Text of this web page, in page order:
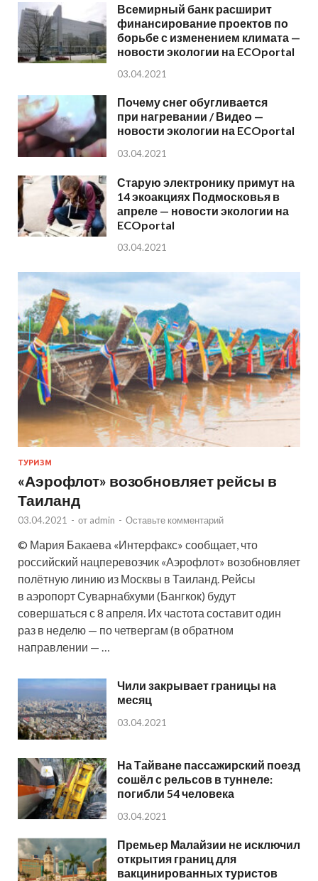
Всемирный банк расширит
финансирование проектов по
борьбе с изменением климата —
новости экологии на ECOportal
03.04.2021
Почему снег обугливается
при нагревании / Видео —
новости экологии на ECOportal
03.04.2021
Старую электронику примут на
14 экоакциях Подмосковья в
апреле — новости экологии на
ECOportal
03.04.2021
ТУРИЗМ
«Аэрофлот» возобновляет рейсы в
Таиланд
03.04.2021 - от admin - Оставьте комментарий
© Мария Бакаева «Интерфакс» сообщает, что
российский нацперевозчик «Аэрофлот» возобновляет
полётную линию из Москвы в Таиланд. Рейсы
в аэропорт Суварнабхуми (Бангкок) будут
совершаться с 8 апреля. Их частота составит один
раз в неделю — по четвергам (в обратном
направлении — …
Чили закрывает границы на
месяц
03.04.2021
На Тайване пассажирский поезд
сошёл с рельсов в туннеле:
погибли 54 человека
03.04.2021
Премьер Малайзии не исключил
открытия границ для
вакцинированных туристов